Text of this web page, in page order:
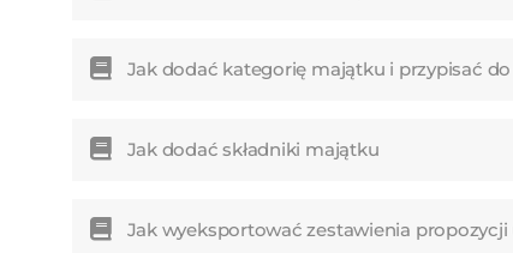
Jak dodać kategorię majątku i przypisać do
Jak dodać składniki majątku
Jak wyeksportować zestawienia propozycji